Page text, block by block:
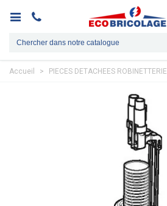
Accueil > PIECES DETACHEES ROBINETTERIE